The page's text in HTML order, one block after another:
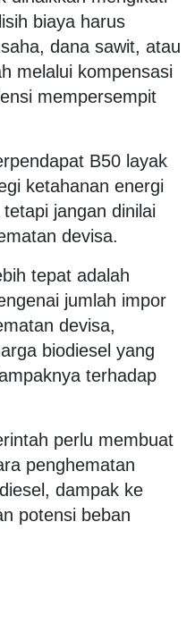
biaya harus
dana sawit, atau
melalui kompensasi
mempersempit
B50 layak
ketahanan energi
jangan dinilai
devisa.
tepat adalah
jumlah impor
devisa,
biodiesel yang
terhadap
perlu membuat
penghematan
dampak ke
potensi beban